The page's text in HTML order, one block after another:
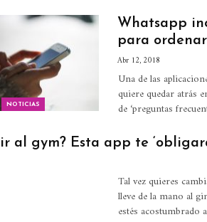
NOTICIAS
Whatsapp
para ordenar
Abr 12, 2018
Una de las
quiere quedar atrás
de ‘preguntas
al gym? Esta app te
Tal vez quieres
lleve de la mano al
estés